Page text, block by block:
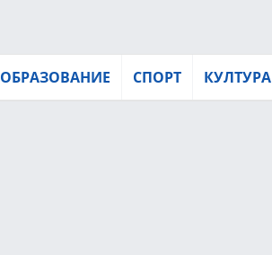
ОБРАЗОВАНИЕ СПОРТ КУЛТУРА